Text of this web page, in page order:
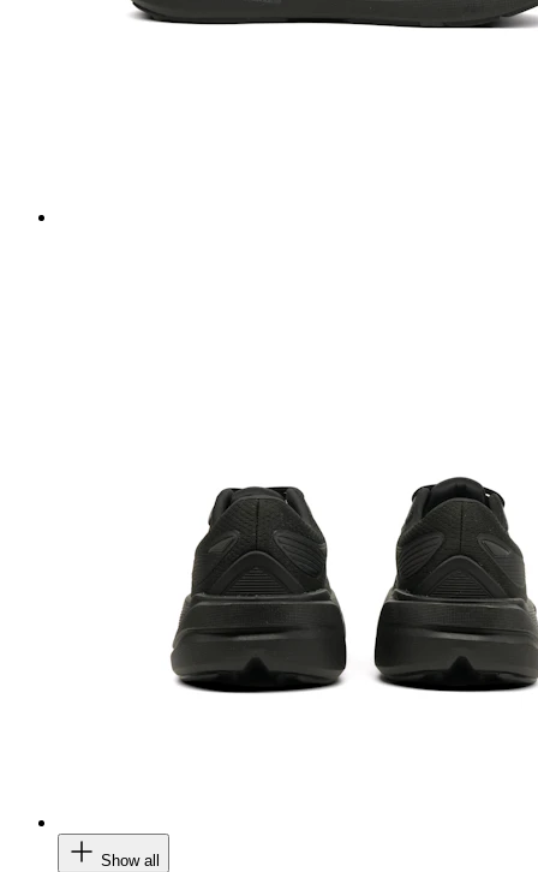
Show all